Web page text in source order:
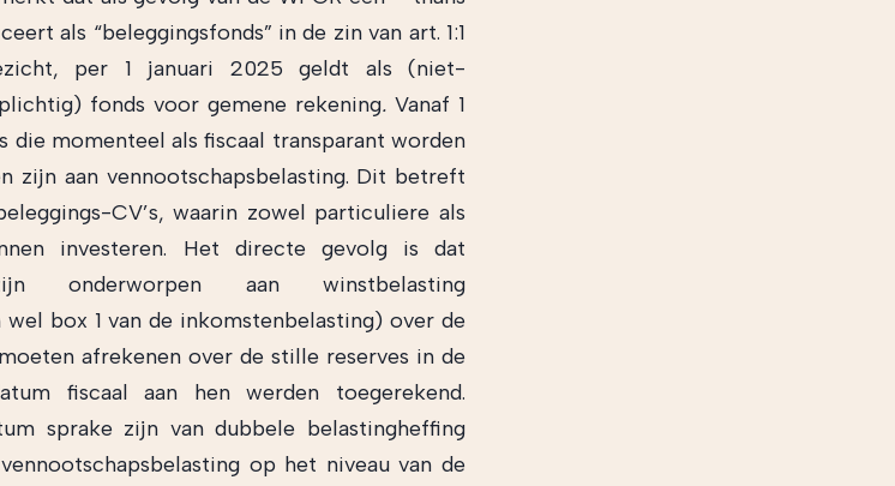
als “beleggingsfonds” in de zin van art. 1:1
per 1 januari 2025 geldt als (niet-
fonds voor gemene rekening. Vanaf 1
die momenteel als fiscaal transparant worden
zijn aan vennootschapsbelasting. Dit betreft
CV’s, waarin zowel particuliere als
investeren. Het directe gevolg is dat
aan winstbelasting
box 1 van de inkomstenbelasting) over de
afrekenen over de stille reserves in de
fiscaal aan hen werden toegerekend.
sprake zijn van dubbele belastingheffing
op het niveau van de